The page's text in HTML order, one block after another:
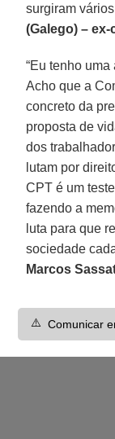
surgiram
(Galego) –
“Eu tenho
Acho que a
concreto da
proposta de
dos
lutam por
CPT é um
fazendo a
luta para que
sociedade
Marcos
⚠️ Comunicar